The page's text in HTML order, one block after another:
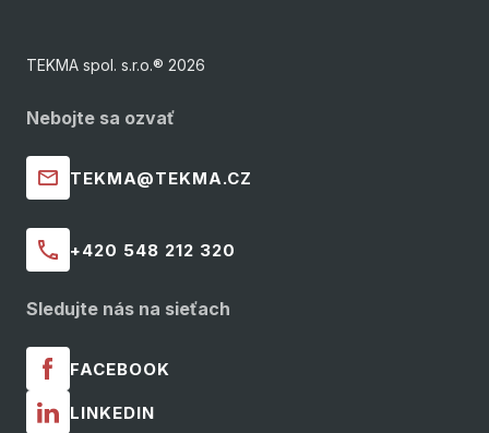
TEKMA spol. s.r.o.® 2026
Nebojte sa ozvať
TEKMA@TEKMA.CZ
+420 548 212 320
Sledujte nás na sieťach
FACEBOOK
LINKEDIN